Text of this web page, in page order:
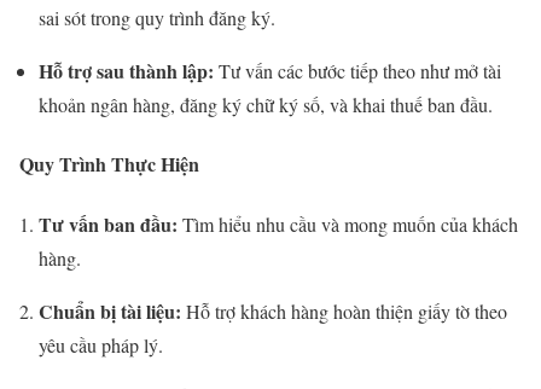
sai sót trong quy trình đăng ký.
Hỗ trợ sau thành lập: Tư vấn các bước tiếp theo như mở tài
khoản ngân hàng, đăng ký chữ ký số, và khai thuế ban đầu.
Quy Trình Thực Hiện
Tư vấn ban đầu: Tìm hiểu nhu cầu và mong muốn của khách
hàng.
Chuẩn bị tài liệu: Hỗ trợ khách hàng hoàn thiện giấy tờ theo
yêu cầu pháp lý.